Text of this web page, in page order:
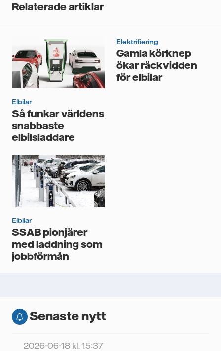
tredje part, och du kan när som helst återkalla ditt
personuppgifter.
Jag samtycker till att Vattenfall behandlar mina
personuppgifter för att kunna skicka mig
nyhetsbrevet.*
Relaterade artiklar
Elbilar
Så funkar världens
snabbaste
elbilsladdare
Elektrifiering
Gamla körknep
ökar räckvidden
för elbilar
Elbilar
SSAB pionjärer
med laddning som
jobbförmån
Senaste nytt
2026-06-18 kl. 15:37